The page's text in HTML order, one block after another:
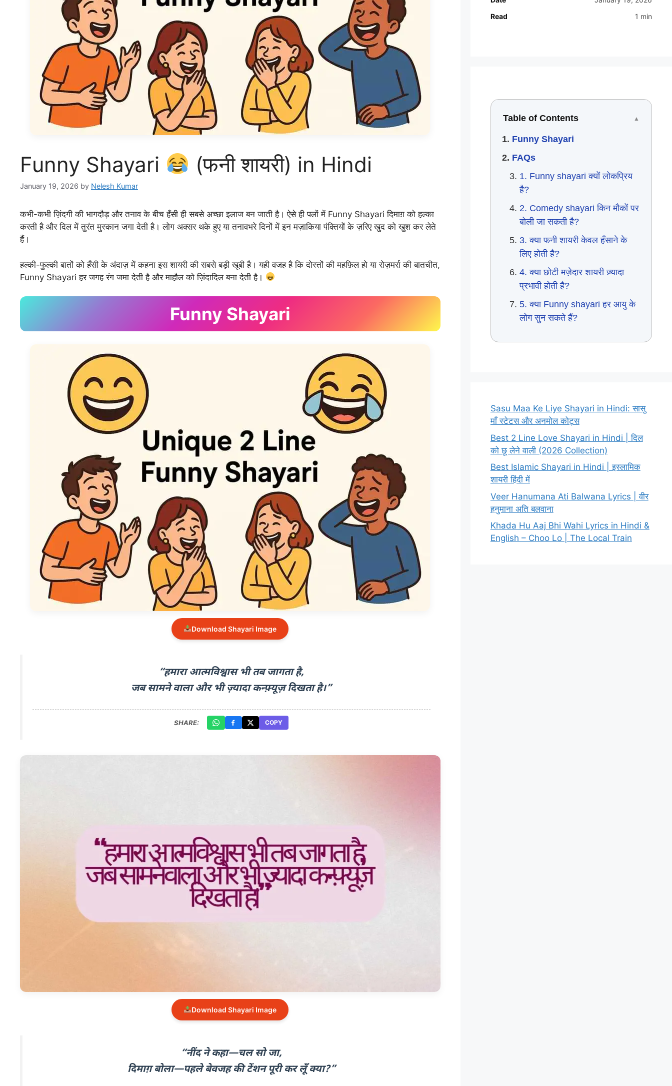
Funny Shayari (फनी शायरी) in Hindi
January 19, 2026 by Nelesh Kumar
कभी-कभी ज़िंदगी की भागदौड़ और तनाव के बीच हँसी ही सबसे अच्छा इलाज बन जाती है। ऐसे ही पलों में Funny Shayari दिमाग़ को हल्का
करती है और दिल में तुरंत मुस्कान जगा देती है। लोग अक्सर थके हुए या तनावभरे दिनों में इन मज़ाकिया पंक्तियों के ज़रिए खुद को खुश कर लेते
हैं।
हल्की-फुल्की बातों को हँसी के अंदाज़ में कहना इस शायरी की सबसे बड़ी खूबी है। यही वजह है कि दोस्तों की महफ़िल हो या रोज़मर्रा की बातचीत,
Funny Shayari हर जगह रंग जमा देती है और माहौल को ज़िंदादिल बना देती है।
Funny Shayari
Download Shayari Image
“हमारा आत्मविश्वास भी तब जागता है,
जब सामने वाला और भी ज़्यादा कन्फ़्यूज़ दिखता है।”
SHARE: COPY
Download Shayari Image
“नींद ने कहा—चल सो जा,
दिमाग़ बोला—पहले बेवजह की टेंशन पूरी कर लूँ क्या?”
Read
1 min
Table of Contents ▲
Funny Shayari
FAQs
1. Funny shayari क्यों लोकप्रिय
है?
2. Comedy shayari किन मौकों पर
बोली जा सकती है?
3. क्या फनी शायरी केवल हँसाने के
लिए होती है?
4. क्या छोटी मज़ेदार शायरी ज़्यादा
प्रभावी होती है?
5. क्या Funny shayari हर आयु के
लोग सुन सकते हैं?
Sasu Maa Ke Liye Shayari in Hindi: सासु
माँ स्टेटस और अनमोल कोट्स
Best 2 Line Love Shayari in Hindi | दिल
को छू लेने वाली (2026 Collection)
Best Islamic Shayari in Hindi | इस्लामिक
शायरी हिंदी में
Veer Hanumana Ati Balwana Lyrics | वीर
हनुमाना अति बलवाना
Khada Hu Aaj Bhi Wahi Lyrics in Hindi &
English – Choo Lo | The Local Train